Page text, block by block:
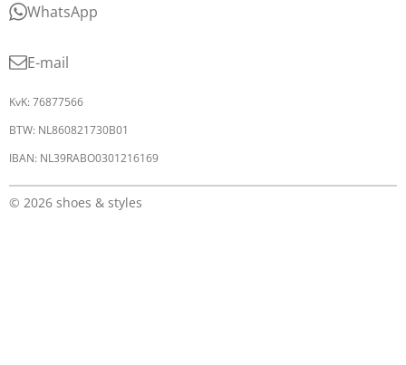
WhatsApp
E-mail
KvK: 76877566
BTW: NL860821730B01
IBAN: NL39RABO0301216169
© 2026 shoes & styles